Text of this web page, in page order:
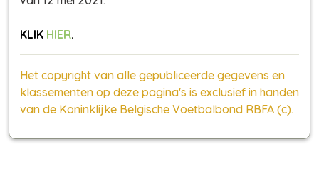
KLIK HIER.
Het copyright van alle gepubliceerde gegevens en
klassementen op deze pagina's is exclusief in handen
van de Koninklijke Belgische Voetbalbond RBFA (c).